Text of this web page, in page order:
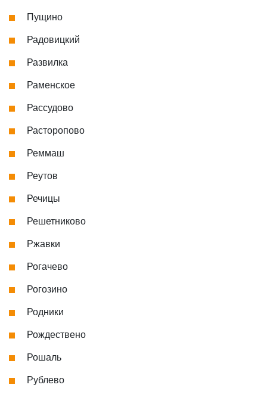
Пущино
Радовицкий
Развилка
Раменское
Рассудово
Расторопово
Реммаш
Реутов
Речицы
Решетниково
Ржавки
Рогачево
Рогозино
Родники
Рождествено
Рошаль
Рублево